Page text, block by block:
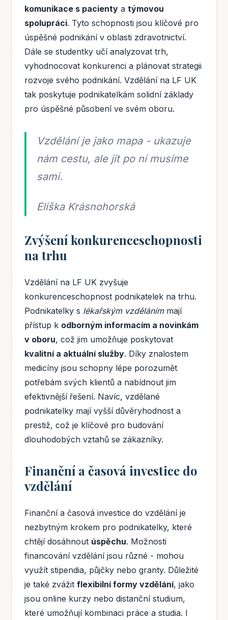
komunikace s pacienty a týmovou
spolupráci. Tyto schopnosti jsou klíčové pro
úspěšné podnikání v oblasti zdravotnictví.
Dále se studentky učí analyzovat trh,
vyhodnocovat konkurenci a plánovat strategii
rozvoje svého podnikání. Vzdělání na LF UK
tak poskytuje podnikatelkám solidní základy
pro úspěšné působení ve svém oboru.
Vzdělání je jako mapa - ukazuje
nám cestu, ale jít po ní musíme
sami.
Eliška Krásnohorská
Zvýšení konkurenceschopnosti
na trhu
Vzdělání na LF UK zvyšuje
konkurenceschopnost podnikatelek na trhu.
Podnikatelky s lékařským vzdělánímmají
přístup k odborným informacím a novinkám
v oboru, což jim umožňuje poskytovat
kvalitní a aktuální služby. Díky znalostem
medicíny jsou schopny lépe porozumět
potřebám svých klientů a nabídnout jim
efektivnější řešení. Navíc, vzdělané
podnikatelky mají vyšší důvěryhodnost a
prestiž, což je klíčové pro budování
dlouhodobých vztahů se zákazníky.
Finanční a časová investice do
vzdělání
Finanční a časová investice do vzdělání je
nezbytným krokem pro podnikatelky, které
chtějí dosáhnout úspěchu. Možnosti
financování vzdělání jsou různé - mohou
využít stipendia, půjčky nebo granty. Důležité
je také zvážit flexibilní formy vzdělání, jako
jsou online kurzy nebo distanční studium,
které umožňují kombinaci práce a studia. I